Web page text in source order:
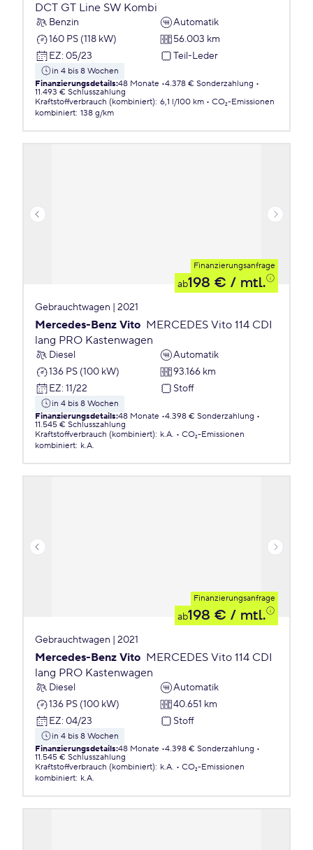
DCT GT Line SW Kombi
Benzin
Automatik
160 PS (118 kW)
56.003 km
EZ: 05/23 Teil-Leder
in 4 bis 8 Wochen
Finanzierungsdetails:48 Monate 4.378 € Sonderzahlung
11.493 € Schlusszahlung
Kraftstoffverbrauch (kombiniert): 6,1 l/100 km
CO₂-Emissionen
kombiniert: 138 g/km
Finanzierungsanfrage
ab198 € / mtl.
Gebrauchtwagen | 2021
Mercedes-Benz Vito MERCEDES Vito 114 CDI
lang PRO Kastenwagen
Diesel
Automatik
136 PS (100 kW)
93.166 km
EZ: 11/22 Stoff
in 4 bis 8 Wochen
Finanzierungsdetails:48 Monate 4.398 € Sonderzahlung
11.545 € Schlusszahlung
Kraftstoffverbrauch (kombiniert): k.A.
CO₂-Emissionen
kombiniert: k.A.
Finanzierungsanfrage
ab198 € / mtl.
Gebrauchtwagen | 2021
Mercedes-Benz Vito MERCEDES Vito 114 CDI
lang PRO Kastenwagen
Diesel
Automatik
136 PS (100 kW)
40.651 km
EZ: 04/23 Stoff
in 4 bis 8 Wochen
Finanzierungsdetails:48 Monate 4.398 € Sonderzahlung
11.545 € Schlusszahlung
Kraftstoffverbrauch (kombiniert): k.A.
CO₂-Emissionen
kombiniert: k.A.